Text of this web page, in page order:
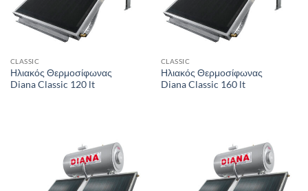
CLASSIC
Ηλιακός Θερμοσίφωνας
Diana Classic 120 lt
CLASSIC
Ηλιακός Θερμοσίφωνας
Diana Classic 160 lt